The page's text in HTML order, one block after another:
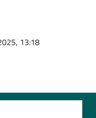
13:18